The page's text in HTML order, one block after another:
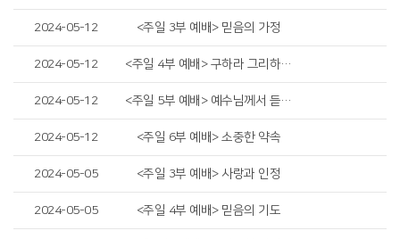
2024-05-12 <주일 3부 예배> 믿음의 가정
2024-05-12 <주일 4부 예배> 구하라 그리하면 받으리니
2024-05-12 <주일 5부 예배> 예수님께서 듣고 싶어하시는 고백
2024-05-12 <주일 6부 예배> 소중한 약속
2024-05-05 <주일 3부 예배> 사랑과 인정
2024-05-05 <주일 4부 예배> 믿음의 기도